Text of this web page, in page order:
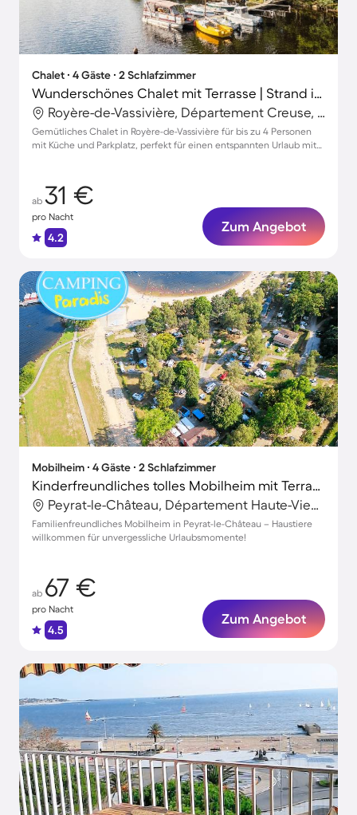
Chalet ∙ 4 Gäste ∙ 2 Schlafzimmer
Wunderschönes Chalet mit Terrasse | Strand in der Nähe | Hunde erlaubt
Royère-de-Vassivière, Département Creuse, Frankreich
Gemütliches Chalet in Royère-de-Vassivière für bis zu 4 Personen
mit Küche und Parkplatz, perfekt für einen entspannten Urlaub mit
ab 31 €
pro Nacht
4.2
Zum Angebot
Mobilheim ∙ 4 Gäste ∙ 2 Schlafzimmer
Kinderfreundliches tolles Mobilheim mit Terrasse | Nah am Strand | Haustiere erlaubt
Peyrat-le-Château, Département Haute-Vienne, Frankreich
Familienfreundliches Mobilheim in Peyrat-le-Château – Haustiere
willkommen für unvergessliche Urlaubsmomente!
ab 67 €
pro Nacht
4.5
Zum Angebot